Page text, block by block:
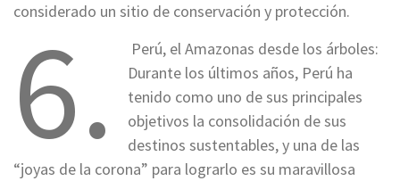
considerado un sitio de conservación y protección.
6.
Perú, el Amazonas desde los árboles:
Durante los últimos años, Perú ha
tenido como uno de sus principales
objetivos la consolidación de sus
destinos sustentables, y una de las
“joyas de la corona” para lograrlo es su maravillosa